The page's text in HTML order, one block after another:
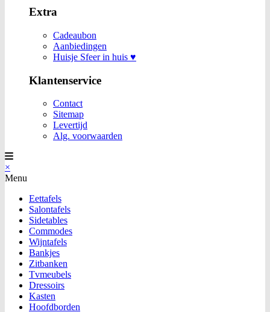
Extra
Cadeaubon
Aanbiedingen
Huisje Sfeer in huis ♥
Klantenservice
Contact
Sitemap
Levertijd
Alg. voorwaarden
×
Menu
Eettafels
Salontafels
Sidetables
Commodes
Wijntafels
Bankjes
Zitbanken
Tvmeubels
Dressoirs
Kasten
Hoofdborden